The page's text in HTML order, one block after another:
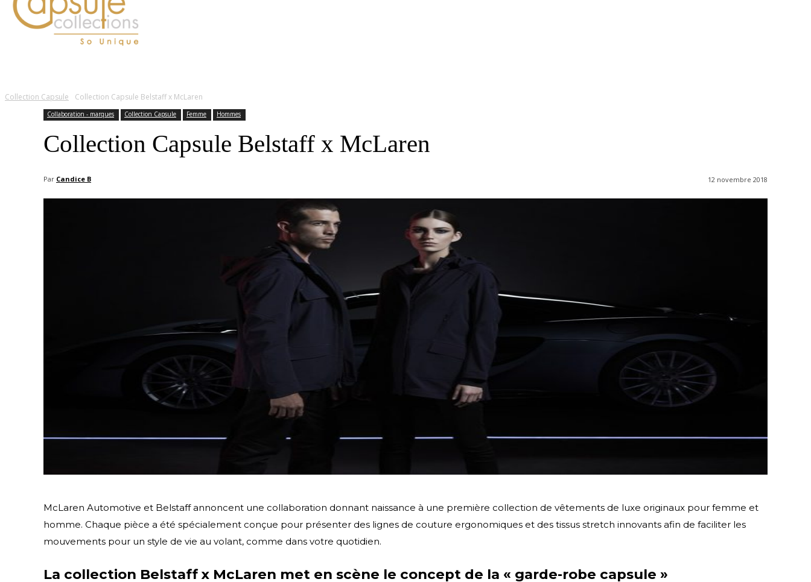
Collection Capsule Collection Capsule Belstaff x McLaren
Collaboration - marques Collection Capsule Femme Hommes
Collection Capsule Belstaff x McLaren
Par Candice B 12 novembre 2018
McLaren Automotive et Belstaff annoncent une collaboration donnant naissance à une première collection de vêtements de luxe originaux pour femme et
homme. Chaque pièce a été spécialement conçue pour présenter des lignes de couture ergonomiques et des tissus stretch innovants afin de faciliter les
mouvements pour un style de vie au volant, comme dans votre quotidien.
La collection Belstaff x McLaren met en scène le concept de la « garde-robe capsule »